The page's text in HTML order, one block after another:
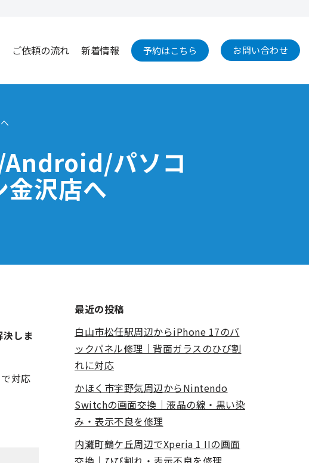
ご依頼の流れ 新着情報 予約はこちら お問い合わせ
Android/パソコ
沢店へ
しま
対応
最近の投稿
白山市松任駅周辺からiPhone 17のバ
ックパネル修理｜背面ガラスのひび割
れに対応
かほく市宇野気周辺からNintendo
Switchの画面交換｜液晶の線・黒い染
み・表示不良を修理
内灘町鶴ケ丘周辺でXperia 1 IIの画面